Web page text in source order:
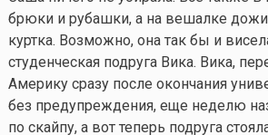
брюки и рубашки, а на вешалке
куртка. Возможно, она так бы и
студенческая подруга Вика. Вика,
Америку сразу после окончания
без предупреждения, еще неделю
по скайпу, а вот теперь подруга